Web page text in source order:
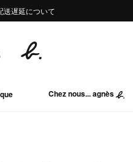
送遅延について
送遅延について
送遅延について
Chez nous... agnès